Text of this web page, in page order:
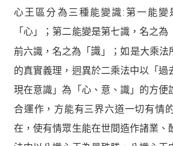
心王區分為三種能變識:第一能變
「心」；第二能變是第七識，名之
前六識，名之為「識 」；如是大乘法
的真實義理，迥異於二乘法中以「過
現在意識」為「心、意、識」的方便
合運作，方能有三界六道一切有情
在，使有情眾生能在世間造作諸業、